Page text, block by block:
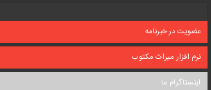
عضویت در خبرنامه
نرم افزار میراث مکتوب
اینستاگرام ما